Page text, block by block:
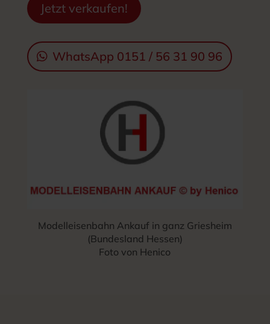
Jetzt verkaufen!
WhatsApp 0151 / 56 31 90 96
Modelleisenbahn Ankauf in ganz Griesheim
(Bundesland Hessen)
Foto von Henico